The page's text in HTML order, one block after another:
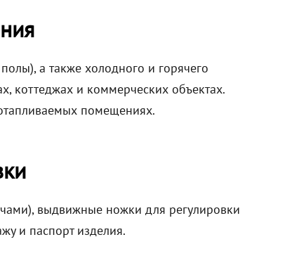
а также холодного и горячего
коттеджах и коммерческих объектах.
помещениях.
выдвижные ножки для регулировки
и паспорт изделия.